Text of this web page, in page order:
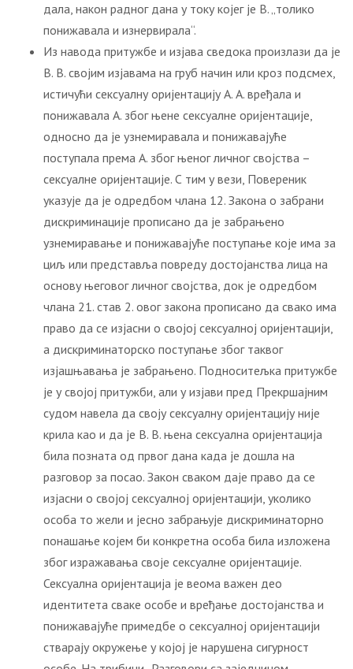
дала, након радног дана у току којег је В. „толико
понижавала и изнервирала“.
Из навода притужбе и изјава сведока произлази да је
В. В. својим изјавама на груб начин или кроз подсмех,
истичући сексуалну оријентацију А. А. вређала и
понижавала А. због њене сексуалне оријентације,
односно да је узнемиравала и понижавајуће
поступала према А. због њеног личног својства –
сексуалне оријентације. С тим у вези, Повереник
указује да је одредбом члана 12. Закона о забрани
дискриминације прописано да је забрањено
узнемиравање и понижавајуће поступање које има за
циљ или представља повреду достојанства лица на
основу његовог личног својства, док је одредбом
члана 21. став 2. овог закона прописано да свако има
право да се изјасни о својој сексуалној оријентацији,
а дискриминаторско поступање због таквог
изјашњавања је забрањено. Подноситељка притужбе
је у својој притужби, али у изјави пред Прекршајним
судом навела да своју сексуалну оријентацију није
крила као и да је В. В. њена сексуална оријентација
била позната од првог дана када је дошла на
разговор за посао. Закон сваком даје право да се
изјасни о својој сексуалној оријентацији, уколико
особа то жели и јесно забрањује дискриминаторно
понашање којем би конкретна особа била изложена
због изражавања своје сексуалне оријентације.
Сексуална оријентација је веома важен део
идентитета сваке особе и вређање достојанства и
понижавајуће примедбе о сексуалној оријентацији
стварају окружење у којој је нарушена сигурност